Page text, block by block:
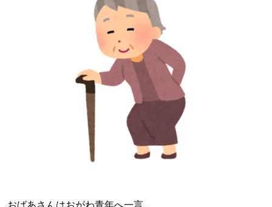
おばあさんはおがわ青年へ一言。